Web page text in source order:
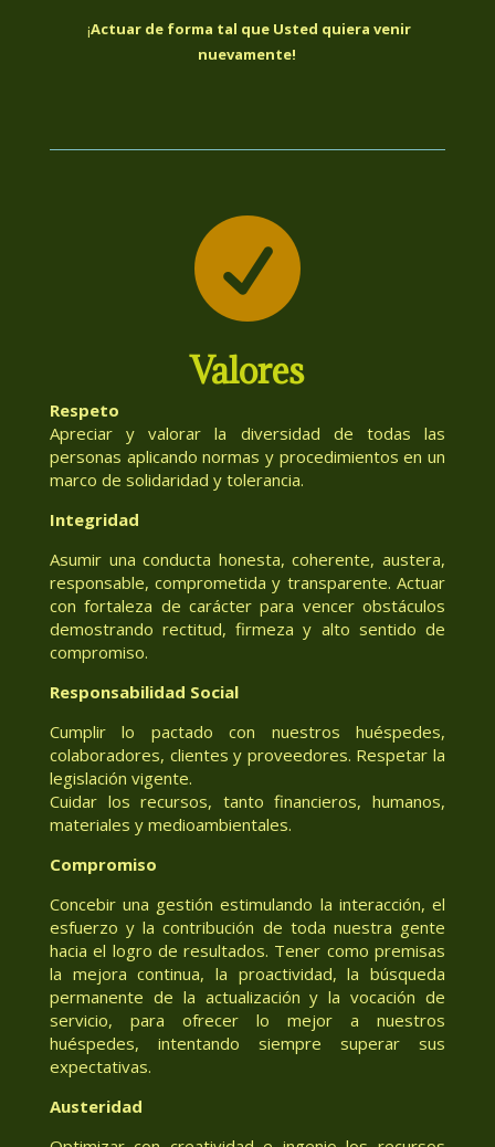
¡Actuar de forma tal que Usted quiera venir
nuevamente!

Valores
Respeto
Apreciar y valorar la diversidad de todas las
personas aplicando normas y procedimientos en un
marco de solidaridad y tolerancia.
Integridad
Asumir una conducta honesta, coherente, austera,
responsable, comprometida y transparente. Actuar
con fortaleza de carácter para vencer obstáculos
demostrando rectitud, firmeza y alto sentido de
compromiso.
Responsabilidad Social
Cumplir lo pactado con nuestros huéspedes,
colaboradores, clientes y proveedores. Respetar la
legislación vigente.
Cuidar los recursos, tanto financieros, humanos,
materiales y medioambientales.
Compromiso
Concebir una gestión estimulando la interacción, el
esfuerzo y la contribución de toda nuestra gente
hacia el logro de resultados. Tener como premisas
la mejora continua, la proactividad, la búsqueda
permanente de la actualización y la vocación de
servicio, para ofrecer lo mejor a nuestros
huéspedes, intentando siempre superar sus
expectativas.
Austeridad